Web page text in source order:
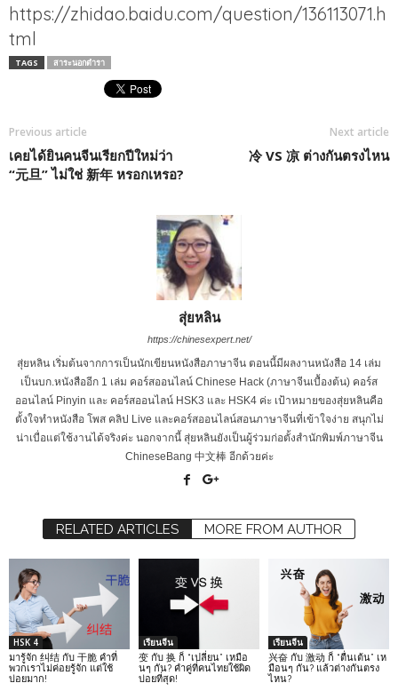
https://zhidao.baidu.com/question/136113071.h
tml
TAGS สาระนอกตำรา
Previous article
เคยได้ยินคนจีนเรียกปีใหม่ว่า
“元旦” ไม่ใช่ 新年 หรอกเหรอ?
Next article
冷 VS 凉 ต่างกันตรงไหน
สุ่ยหลิน
https://chinesexpert.net/
สุ่ยหลิน เริ่มต้นจากการเป็นนักเขียนหนังสือภาษาจีน ตอนนี้มีผลงานหนังสือ 14 เล่ม
เป็นบก.หนังสืออีก 1 เล่ม คอร์สออนไลน์ Chinese Hack (ภาษาจีนเบื้องต้น) คอร์ส
ออนไลน์ Pinyin และ คอร์สออนไลน์ HSK3 และ HSK4 ค่ะ เป้าหมายของสุ่ยหลินคือ
ตั้งใจทำหนังสือ โพส คลิป Live และคอร์สออนไลน์สอนภาษาจีนที่เข้าใจง่าย สนุกไม่
น่าเบื่อแต่ใช้งานได้จริงค่ะ นอกจากนี้ สุ่ยหลินยังเป็นผู้ร่วมก่อตั้งสำนักพิมพ์ภาษาจีน
ChineseBang 中文棒 อีกด้วยค่ะ
RELATED ARTICLES MORE FROM AUTHOR
HSK 4
มารู้จัก 纠结 กับ 干脆 คำที่
พวกเราไม่ค่อยรู้จัก แต่ใช้
บ่อยมาก!
เรียนจีน
变 กับ 换 ก็ “เปลี่ยน” เหมือ
นๆ กัน? คำคู่ที่คนไทยใช้ผิด
บ่อยที่สุด!
เรียนจีน
兴奋 กับ 激动 ก็ “ตื่นเต้น” เห
มือนๆ กัน? แล้วต่างกันตรง
ไหน?